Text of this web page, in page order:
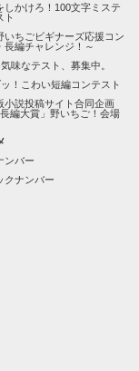
しかけろ！100文字ミステ
ト
いちごビギナーズ応援コン
長編チャレンジ！～
味なテスト、募集中。
！こわい短編コンテスト
小説投稿サイト合同企画
長編大賞」野いちご！会場
ンバー
クナンバー